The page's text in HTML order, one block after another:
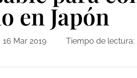
en Japón
16 Mar 2019 Tiempo de lectura: